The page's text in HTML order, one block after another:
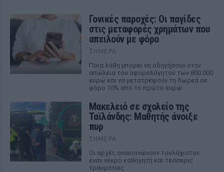
Γονικές παροχές: Οι παγίδες
στις μεταφορές χρημάτων που
απειλούν με φόρο
ΣΉΜΕΡΑ
Ποια λάθη μπορεί να οδηγήσουν στην
απώλεια του αφορολόγητου των 800.000
ευρώ και να μετατρέψουν τη δωρεά σε
φόρο 10% από το πρώτο ευρώ
Μακελειό σε σχολείο της
Ταϊλάνδης: Μαθητής άνοιξε
πυρ
ΣΉΜΕΡΑ
Οι αρχές ανακοινώνουν τουλάχιστον
έναν νεκρό καθηγητή και τέσσερις
τραυματίες